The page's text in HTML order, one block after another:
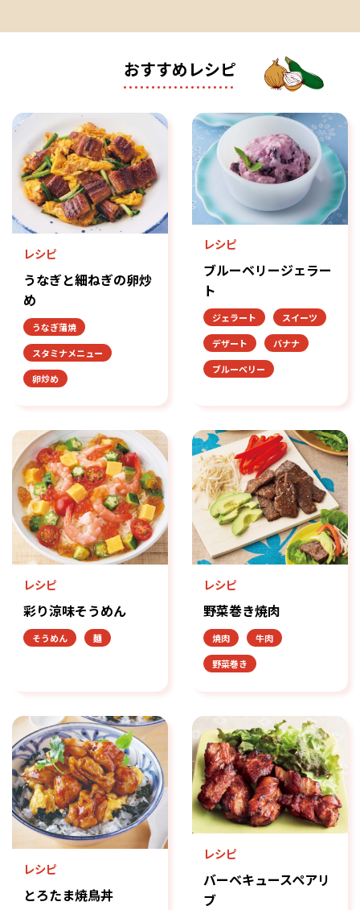
おすすめレシピ
レシピ
うなぎと細ねぎの卵炒
め
うなぎ蒲焼
スタミナメニュー
卵炒め
レシピ
ブルーベリージェラー
ト
ジェラート
スイーツ
デザート
バナナ
ブルーベリー
レシピ
彩り涼味そうめん
そうめん 麺
レシピ
野菜巻き焼肉
焼肉
牛肉
野菜巻き
レシピ
とろたま焼鳥丼
レシピ
バーベキュースペアリ
ブ